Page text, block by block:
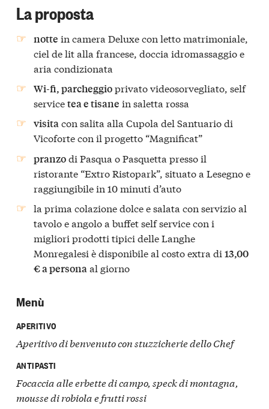
La proposta
notte in camera Deluxe con letto matrimoniale,
ciel de lit alla francese, doccia idromassaggio e
aria condizionata
Wi-fi, parcheggioprivato videosorvegliato, self
servicetea e tisane in saletta rossa
visitacon salita alla Cupola del Santuario di
Vicoforte con il progetto “Magnificat”
pranzodi Pasqua o Pasquetta presso il
ristorante “Extro Ristopark”, situato a Lesegno e
raggiungibile in 10 minuti d’auto
la prima colazione dolce e salata con servizio al
tavolo e angolo a buffet self service con i
migliori prodotti tipici delle Langhe
Monregalesi è disponibile al costo extra di13,00
€ a personaal giorno
Menù
APERITIVO
Aperitivo di benvenuto con stuzzicherie dello Chef
ANTIPASTI
Focaccia alle erbette di campo, speck di montagna,
mousse di robiola e frutti rossi